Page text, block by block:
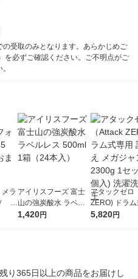
受取のみとなります。あらかじめご
必ずご確認ください。ご不明点がご
ラ
4
け
アイリスフーズ 富士
山の強炭酸水 ラベル
レス 500ml 1箱（24
1,420円
アタックゼロ
ZERO) ドラ
詰め替え メガ
5,820円
り365日以上の商品をお届けし